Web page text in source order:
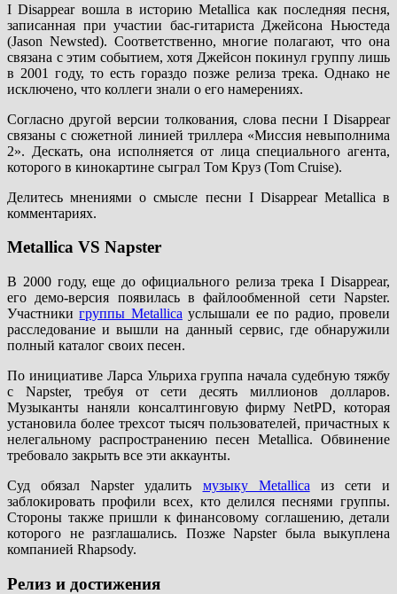
I Disappear вошла в историю Metallica как последняя песня,
записанная при участии бас-гитариста Джейсона Ньюстеда
(Jason Newsted). Соответственно, многие полагают, что она
связана с этим событием, хотя Джейсон покинул группу лишь
в 2001 году, то есть гораздо позже релиза трека. Однако не
исключено, что коллеги знали о его намерениях.
Согласно другой версии толкования, слова песни I Disappear
связаны с сюжетной линией триллера «Миссия невыполнима
2». Дескать, она исполняется от лица специального агента,
которого в кинокартине сыграл Том Круз (Tom Cruise).
Делитесь мнениями о смысле песни I Disappear Metallica в
комментариях.
Metallica VS Napster
В 2000 году, еще до официального релиза трека I Disappear,
его демо-версия появилась в файлообменной сети Napster.
Участникигруппы Metallica услышали ее по радио, провели
расследование и вышли на данный сервис, где обнаружили
полный каталог своих песен.
По инициативе Ларса Ульриха группа начала судебную тяжбу
с Napster, требуя от сети десять миллионов долларов.
Музыканты наняли консалтинговую фирму NetPD, которая
установила более трехсот тысяч пользователей, причастных к
нелегальному распространению песен Metallica. Обвинение
требовало закрыть все эти аккаунты.
Суд обязал Napster удалить музыку Metallica из сети и
заблокировать профили всех, кто делился песнями группы.
Стороны также пришли к финансовому соглашению, детали
которого не разглашались. Позже Napster была выкуплена
компанией Rhapsody.
Релиз и достижения